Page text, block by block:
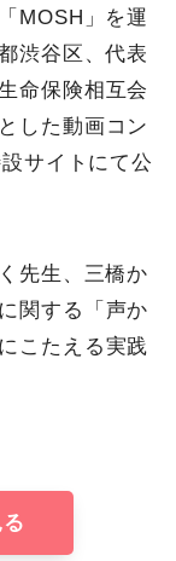
t
e
r
e
r
e
MOSH」を運
渋谷区、代表
命保険相互会
した動画コン
サイトにて公
先生、三橋か
関する「声か
こたえる実践